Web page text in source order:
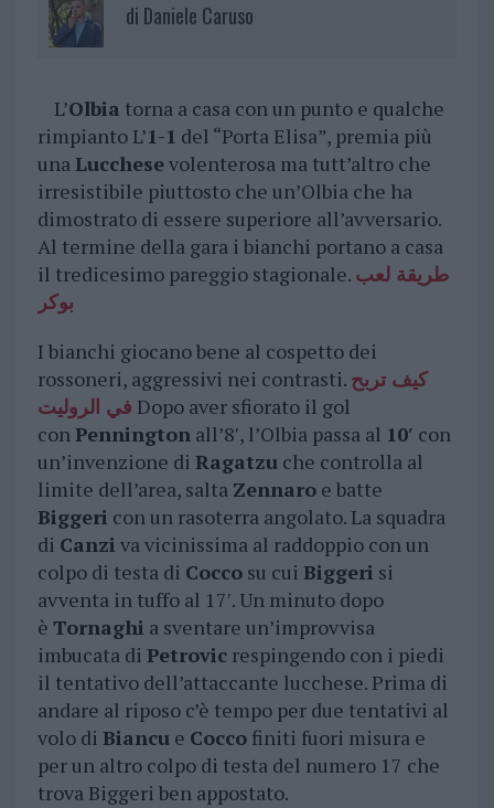
di Daniele Caruso
L’Olbia torna a casa con un punto e qualche
rimpianto L’1-1 del “Porta Elisa”, premia più
unaLucchesevolenterosa ma tutt’altro che
irresistibile piuttosto che un’Olbia che ha
dimostrato di essere superiore all’avversario.
Al termine della gara i bianchi portano a casa
il tredicesimo pareggio stagionale. طريقة لعب
بوكر
I bianchi giocano bene al cospetto dei
rossoneri, aggressivi nei contrasti. كيف تربح
في الروليت Dopo aver sfiorato il gol
conPenningtonall’8′, l’Olbia passa al 10′ con
un’invenzione di Ragatzuche controlla al
limite dell’area, salta Zennaroe batte
Biggeri con un rasoterra angolato. La squadra
di Canzi va vicinissima al raddoppio con un
colpo di testa di Coccosu cui Biggeri si
avventa in tuffo al 17′. Un minuto dopo
è Tornaghi a sventare un’improvvisa
imbucata di Petrovicrespingendo con i piedi
il tentativo dell’attaccante lucchese. Prima di
andare al riposo c’è tempo per due tentativi al
volo di Biancue Coccofiniti fuori misura e
per un altro colpo di testa del numero 17 che
trova Biggeri ben appostato.